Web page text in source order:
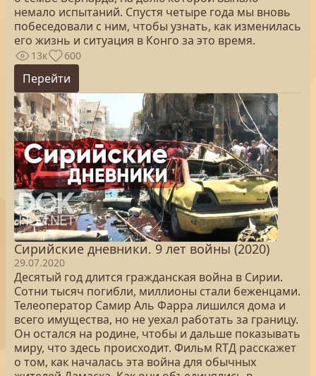
немало испытаний. Спустя четыре года мы вновь
побеседовали с ним, чтобы узнать, как изменилась
его жизнь и ситуация в Конго за это время.
13к 600
Перейти
Сирийские дневники. 9 лет войны (2020)
29.07.2020
Десятый год длится гражданская война в Сирии.
Сотни тысяч погибли, миллионы стали беженцами.
Телеоператор Самир Аль Фарра лишился дома и
всего имущества, но не уехал работать за границу.
Он остался на родине, чтобы и дальше показывать
миру, что здесь происходит. Фильм RTД расскажет
о том, как началась эта война для обычных